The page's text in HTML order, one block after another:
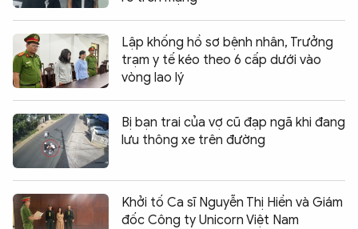
Lập khống hồ sơ bệnh nhân, Trưởng
trạm y tế kéo theo 6 cấp dưới vào
vòng lao lý
Bị bạn trai của vợ cũ đạp ngã khi đang
lưu thông xe trên đường
Khởi tố Ca sĩ Nguyễn Thị Hiền và Giám
đốc Công ty Unicorn Việt Nam